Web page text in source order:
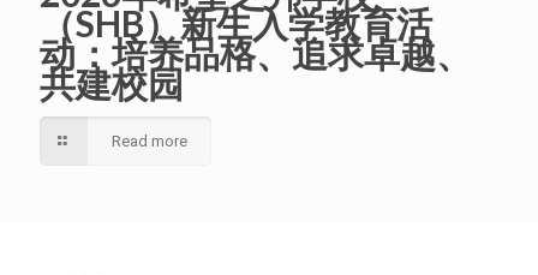
（SHB）新生入学教育活
动：培养品格、追求卓越、
共建校园
Read more